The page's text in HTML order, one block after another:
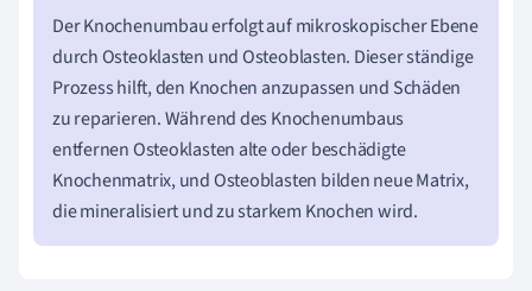
Der Knochenumbau erfolgt auf mikroskopischer Ebene
durch Osteoklasten und Osteoblasten. Dieser ständige
Prozess hilft, den Knochen anzupassen und Schäden
zu reparieren. Während des Knochenumbaus
entfernen Osteoklasten alte oder beschädigte
Knochenmatrix, und Osteoblasten bilden neue Matrix,
die mineralisiert und zu starkem Knochen wird.